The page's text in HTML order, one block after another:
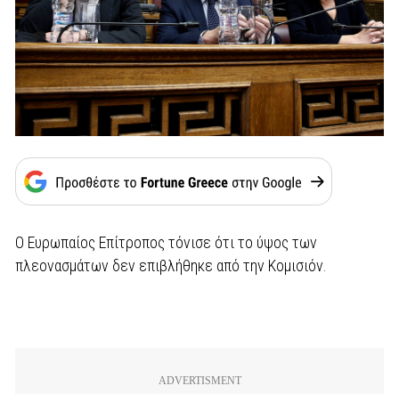
Ο Ευρωπαίος Επίτροπος τόνισε ότι το ύψος των
πλεονασμάτων δεν επιβλήθηκε από την Κομισιόν.